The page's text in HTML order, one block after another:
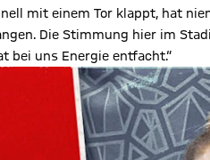
mit einem Tor klappt, hat
Die Stimmung hier im
bei uns Energie entfacht.“